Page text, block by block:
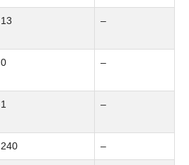
13 –
0 –
1 –
240 –